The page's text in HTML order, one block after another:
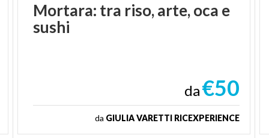
Mortara: tra riso,arte,oca e
sushi
da€50
da GIULIA VARETTI RICEXPERIENCE